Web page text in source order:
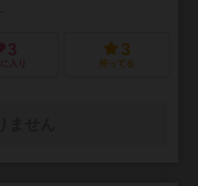
3
に入り
3
持ってる